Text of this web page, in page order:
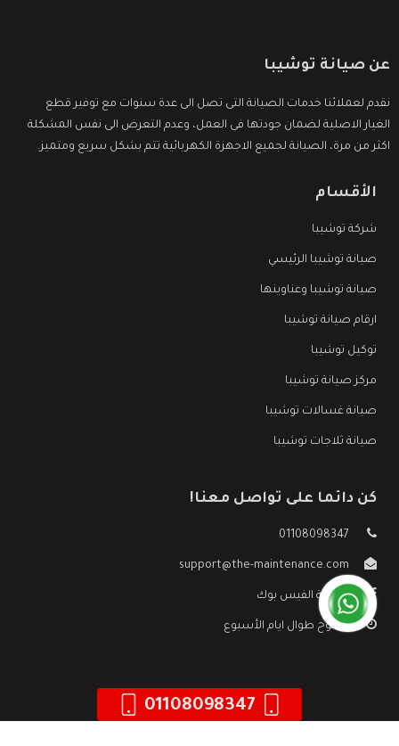
عن صيانة توشيبا
نقدم لعملائنا خدمات الصيانة التى تصل الى عدة سنوات مع توفير قطع
الغيار الاصلية لضمان جودتها فى العمل، وعدم التعرض الى نفس المشكلة
اكثر من مرة، الصيانة لجميع الاجهزة الكهربائية تتم بشكل سريع ومتميز.
الأقسام
شركة توشيبا
صيانة توشيبا الرئيسي
صيانة توشيبا وعناوينها
ارقام صيانة توشيبا
توكيل توشيبا
مركز صيانة توشيبا
صيانة غسالات توشيبا
صيانة ثلاجات توشيبا
كن دائما على تواصل معنا!
01108098347
support@the-maintenance.com
صفحة الفيس بوك
مفتوح طوال ايام الأسبوع
01108098347